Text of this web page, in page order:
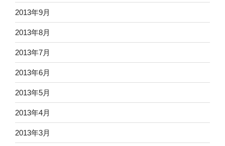
2013年9月
2013年8月
2013年7月
2013年6月
2013年5月
2013年4月
2013年3月